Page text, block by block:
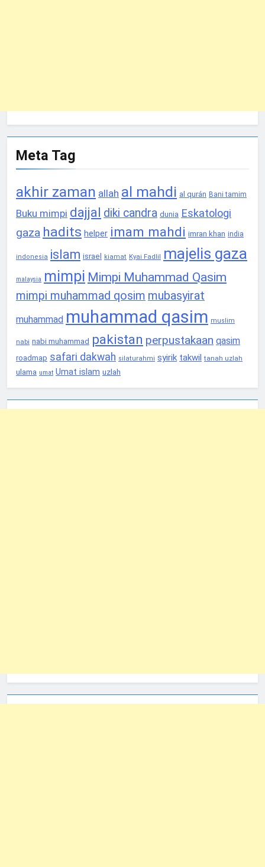
Meta Tag
akhir zaman allah al mahdi al qurán Bani tamim
Buku mimpi dajjal diki candra dunia Eskatologi
gaza hadits helper imam mahdi imran khan india
indonesia islam israel kiamat Kyai Fadlil majelis gaza
malaysia mimpi Mimpi Muhammad Qasim
mimpi muhammad qosim mubasyirat
muhammad muhammad qasim muslim
nabi nabi muhammad pakistan perpustakaan qasim
roadmap safari dakwah silaturahmi syirik takwil tanah uzlah
ulama umat Umat islam uzlah